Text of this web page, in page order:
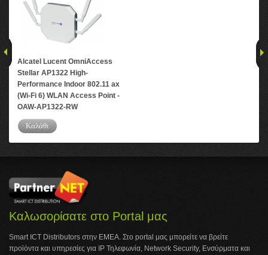
Alcatel Lucent OmniAccess
Stellar AP1322 High-
Performance Indoor 802.11 ax
(Wi-Fi 6) WLAN Access Point -
OAW-AP1322-RW
Καλάθι
Καλωσορίσατε στο Portal μας
Smart ICT Distributors στην ΕΜΕΑ. Στο portal μας μπορείτε να βρείτε
προϊόντα και υπηρεσίες για IP Τηλεφωνία, Network Security, Ενσύρματα και